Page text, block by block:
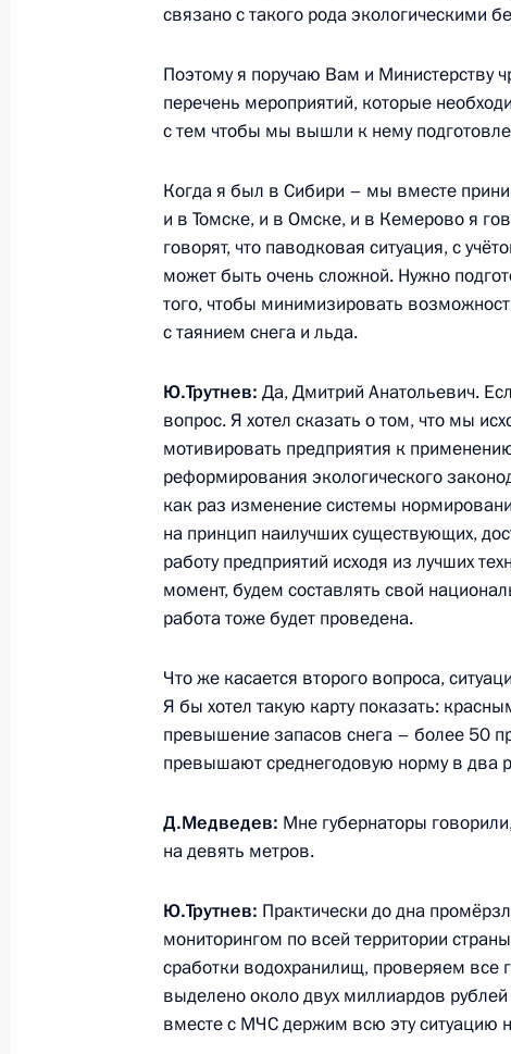
Владимир Путин подписал указы о
Администрации Президента и Совета
22 мая 2012 года, 10:05
Перечень поручений по итогам
Президента в Кемеровской области
8 сентября 2011 года, 19:10
Рабочая встреча с Министром
Юрием Трутневым
30 декабря 2010 года, 17:00
Стенографический отчёт о
Государственного совета по
государственного регулирования в
27 мая 2010 года, 15:00
Юрием Трутневым
25 февраля 2010 года, 17:30
Стенографический отчёт о
энергетики
14 декабря 2009 года, 15:00
связано с такого рода экологическими
Поэтому я поручаю Вам и Министерству
перечень мероприятий, которые
с тем чтобы мы вышли к нему
Когда я был в Сибири – мы вместе
и в Томске, и в Омске, и в Кемерово я
говорят, что паводковая ситуация, с
может быть очень сложной. Нужно
того, чтобы минимизировать
с таянием снега и льда.
Ю.Трутнев: Да, Дмитрий Анатольевич.
вопрос. Я хотел сказать о том, что мы
мотивировать предприятия к
реформирования экологического
как раз изменение системы
на принцип наилучших существующих,
работу предприятий исходя из лучших
момент, будем составлять свой
работа тоже будет проведена.
Что же касается второго вопроса,
Я бы хотел такую карту показать:
превышение запасов снега – более 50
превышают среднегодовую норму в два
Д.Медведев: Мне губернаторы
на девять метров.
Ю.Трутнев: Практически до дна
мониторингом по всей территории
сработки водохранилищ, проверяем все
выделено около двух миллиардов
вместе с МЧС держим всю эту ситуацию